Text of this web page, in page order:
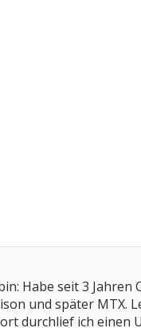
Habe seit 3
und später MTX.
durchlief ich